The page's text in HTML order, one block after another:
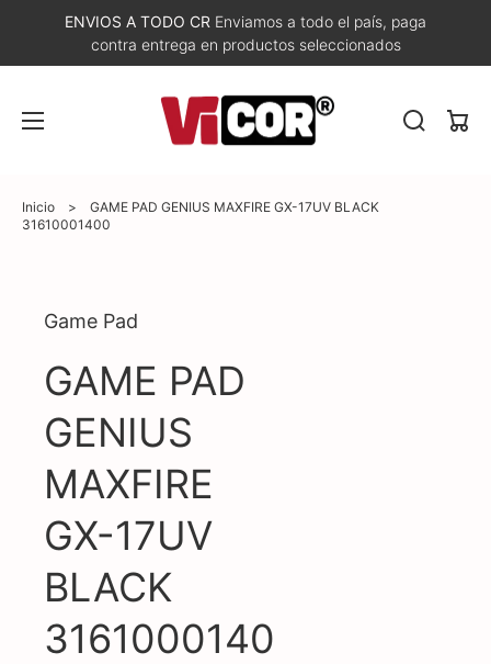
ENVIOS A TODO CR Enviamos a todo el país, paga
contra entrega en productos seleccionados
Inicio >
GAME PAD GENIUS MAXFIRE GX-17UV BLACK
31610001400
elemento
vista
galería
Game Pad
GAME PAD
GENIUS
MAXFIRE
GX-17UV
BLACK
3161000140